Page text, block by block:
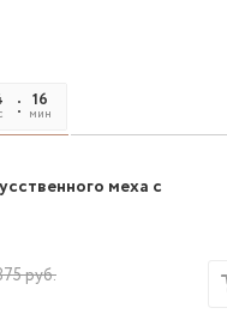
16
мин
меха с
руб.